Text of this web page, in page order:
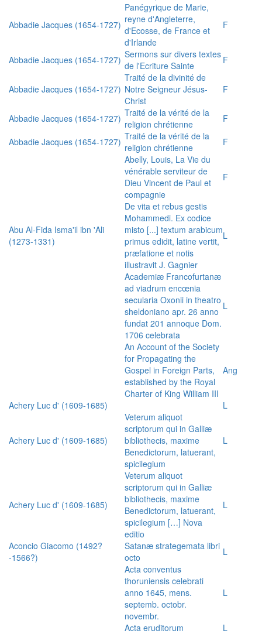
Abbadie Jacques (1654-1727)
Panégyrique de Marie,
reyne d'Angleterre,
d'Ecosse, de France et
d'Irlande
F
Abbadie Jacques (1654-1727) Sermons sur divers textes
de l'Ecriture Sainte
F
Abbadie Jacques (1654-1727)
Traité de la divinité de
Notre Seigneur Jésus-
Christ
F
Abbadie Jacques (1654-1727) Traité de la vérité de la
religion chrétienne
F
Abbadie Jacques (1654-1727) Traité de la vérité de la
religion chrétienne
F
Abelly, Louis, La Vie du
vénérable serviteur de
Dieu Vincent de Paul et
compagnie
F
Abu Al-Fida Isma'il ibn 'Ali
(1273-1331)
De vita et rebus gestis
Mohammedi. Ex codice
misto [...] textum arabicum
primus edidit, latine vertit,
præfatione et notis
illustravit J. Gagnier
L
Academiæ Francofurtanæ
ad viadrum encœnia
secularia Oxonii in theatro
sheldoniano apr. 26 anno
fundat 201 annoque Dom.
1706 celebrata
L
An Account of the Society
for Propagating the
Gospel in Foreign Parts,
established by the Royal
Charter of King William III
Ang
Achery Luc d' (1609-1685) L
Achery Luc d' (1609-1685)
Veterum aliquot
scriptorum qui in Galliæ
bibliothecis, maxime
Benedictorum, latuerant,
spicilegium
L
Achery Luc d' (1609-1685)
Veterum aliquot
scriptorum qui in Galliæ
bibliothecis, maxime
Benedictorum, latuerant,
spicilegium […] Nova
editio
L
Aconcio Giacomo (1492?
-1566?)
Satanæ strategemata libri
octo
L
Acta conventus
thoruniensis celebrati
anno 1645, mens.
septemb. octobr.
novembr.
L
Acta eruditorum
L